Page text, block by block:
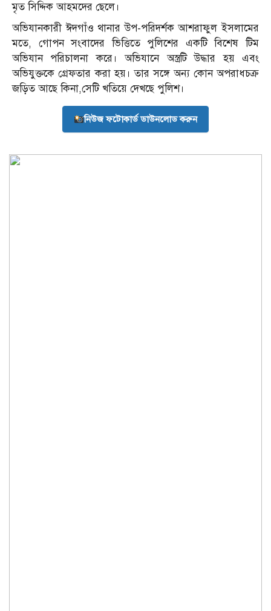
মৃত সিদ্দিক আহমদের ছেলে।
অভিযানকারী ঈদগাঁও থানার উপ-পরিদর্শক আশরাফুল ইসলামের
মতে, গোপন সংবাদের ভিত্তিতে পুলিশের একটি বিশেষ টিম
অভিযান পরিচালনা করে। অভিযানে অস্ত্রটি উদ্ধার হয় এবং
অভিযুক্তকে গ্রেফতার করা হয়। তার সঙ্গে অন্য কোন অপরাধচক্র
জড়িত আছে কিনা,সেটি খতিয়ে দেখছে পুলিশ।
নিউজ ফটোকার্ড ডাউনলোড করুন